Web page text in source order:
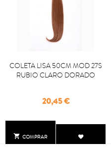
 COMPRAR
COLETA LISA 50CM MOD 27S
RUBIO CLARO DORADO
Precio
20,45 €